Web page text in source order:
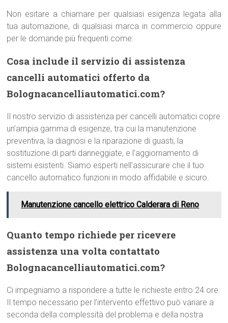
Non esitare a chiamare per qualsiasi esigenza legata alla
tua automazione, di qualsiasi marca in commercio oppure
per le domande più frequenti come:
Cosa include il servizio di assistenza
cancelli automatici offerto da
Bolognacancelliautomatici.com?
Il nostro servizio di assistenza per cancelli automatici copre
un’ampia gamma di esigenze, tra cui la manutenzione
preventiva, la diagnosi e la riparazione di guasti, la
sostituzione di parti danneggiate, e l’aggiornamento di
sistemi esistenti. Siamo esperti nell’assicurare che il tuo
cancello automatico funzioni in modo affidabile e sicuro.
Manutenzione cancello elettrico Calderara di Reno
Quanto tempo richiede per ricevere
assistenza una volta contattato
Bolognacancelliautomatici.com?
Ci impegniamo a rispondere a tutte le richieste entro 24 ore.
Il tempo necessario per l’intervento effettivo può variare a
seconda della complessità del problema e della nostra